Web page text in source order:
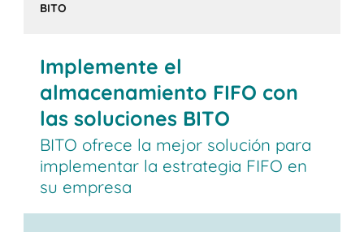
BITO
Implemente el
almacenamiento FIFO con
las soluciones BITO
BITO ofrece la mejor solución para
implementar la estrategia FIFO en
su empresa